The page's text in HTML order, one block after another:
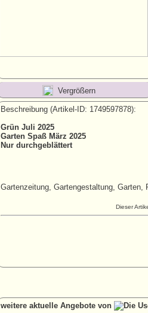
Vergrößern
Beschreibung (Artikel-ID: 1749597878):
Grün Juli 2025
Garten Spaß März 2025
Nur durchgeblättert
Gartenzeitung, Gartengestaltung, Garten,
Dieser
weitere aktuelle Angebote von